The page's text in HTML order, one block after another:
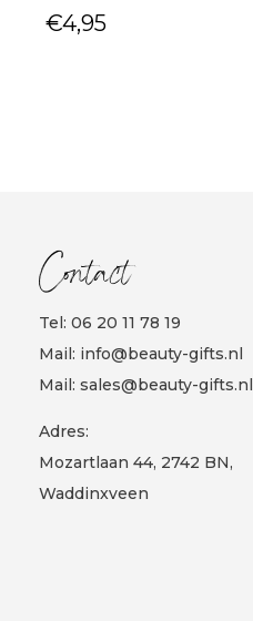
€4,95
Contact
Tel: 06 20 11 78 19
Mail: info@beauty-gifts.nl
Mail: sales@beauty-gifts.nl
Adres:
Mozartlaan 44, 2742 BN,
Waddinxveen